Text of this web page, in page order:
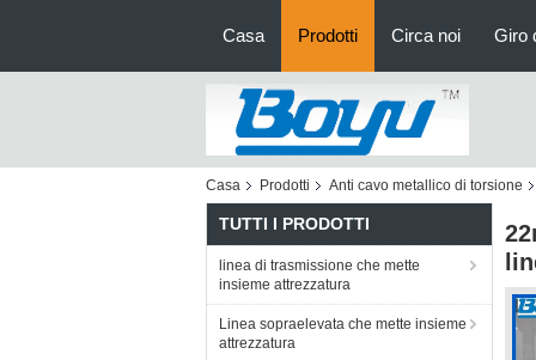
Casa Prodotti Circa noi Giro
Casa Prodotti Anti cavo metallico di torsione
TUTTI I PRODOTTI
linea di trasmissione che mette
insieme attrezzatura
Linea sopraelevata che mette insieme
attrezzatura